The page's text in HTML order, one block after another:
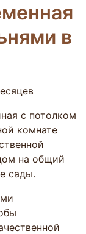
в
с потолком
комнате
на общий
сады.